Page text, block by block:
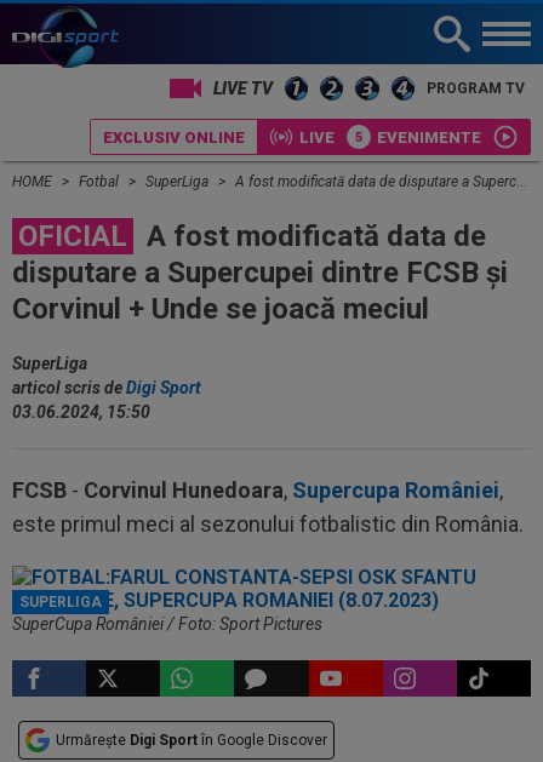
LIVE TV PROGRAM TV
EXCLUSIV ONLINE LIVE EVENIMENTE
HOME Fotbal SuperLiga A fost modificată data de disputare a Supercupei dintre FCSB și Corvinul + Unde se joacă meciul
OFICIAL
A fost modificată data de
disputare a Supercupei dintre FCSB și
Corvinul + Unde se joacă meciul
SuperLiga
articol scris deDigi Sport
03.06.2024, 15:50
FCSB - Corvinul Hunedoara, Supercupa României,
este primul meci al sezonului fotbalistic din România.
SUPERLIGA
SuperCupa României / Foto: Sport Pictures
Urmărește Digi Sport în Google Discover